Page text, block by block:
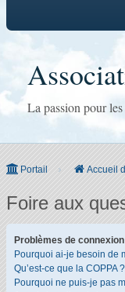
La passion pour
Portail Accueil
Foire aux
Problèmes de
Pourquoi ai-je besoin de
Qu’est-ce que la COPPA ?
Pourquoi ne puis-je pas